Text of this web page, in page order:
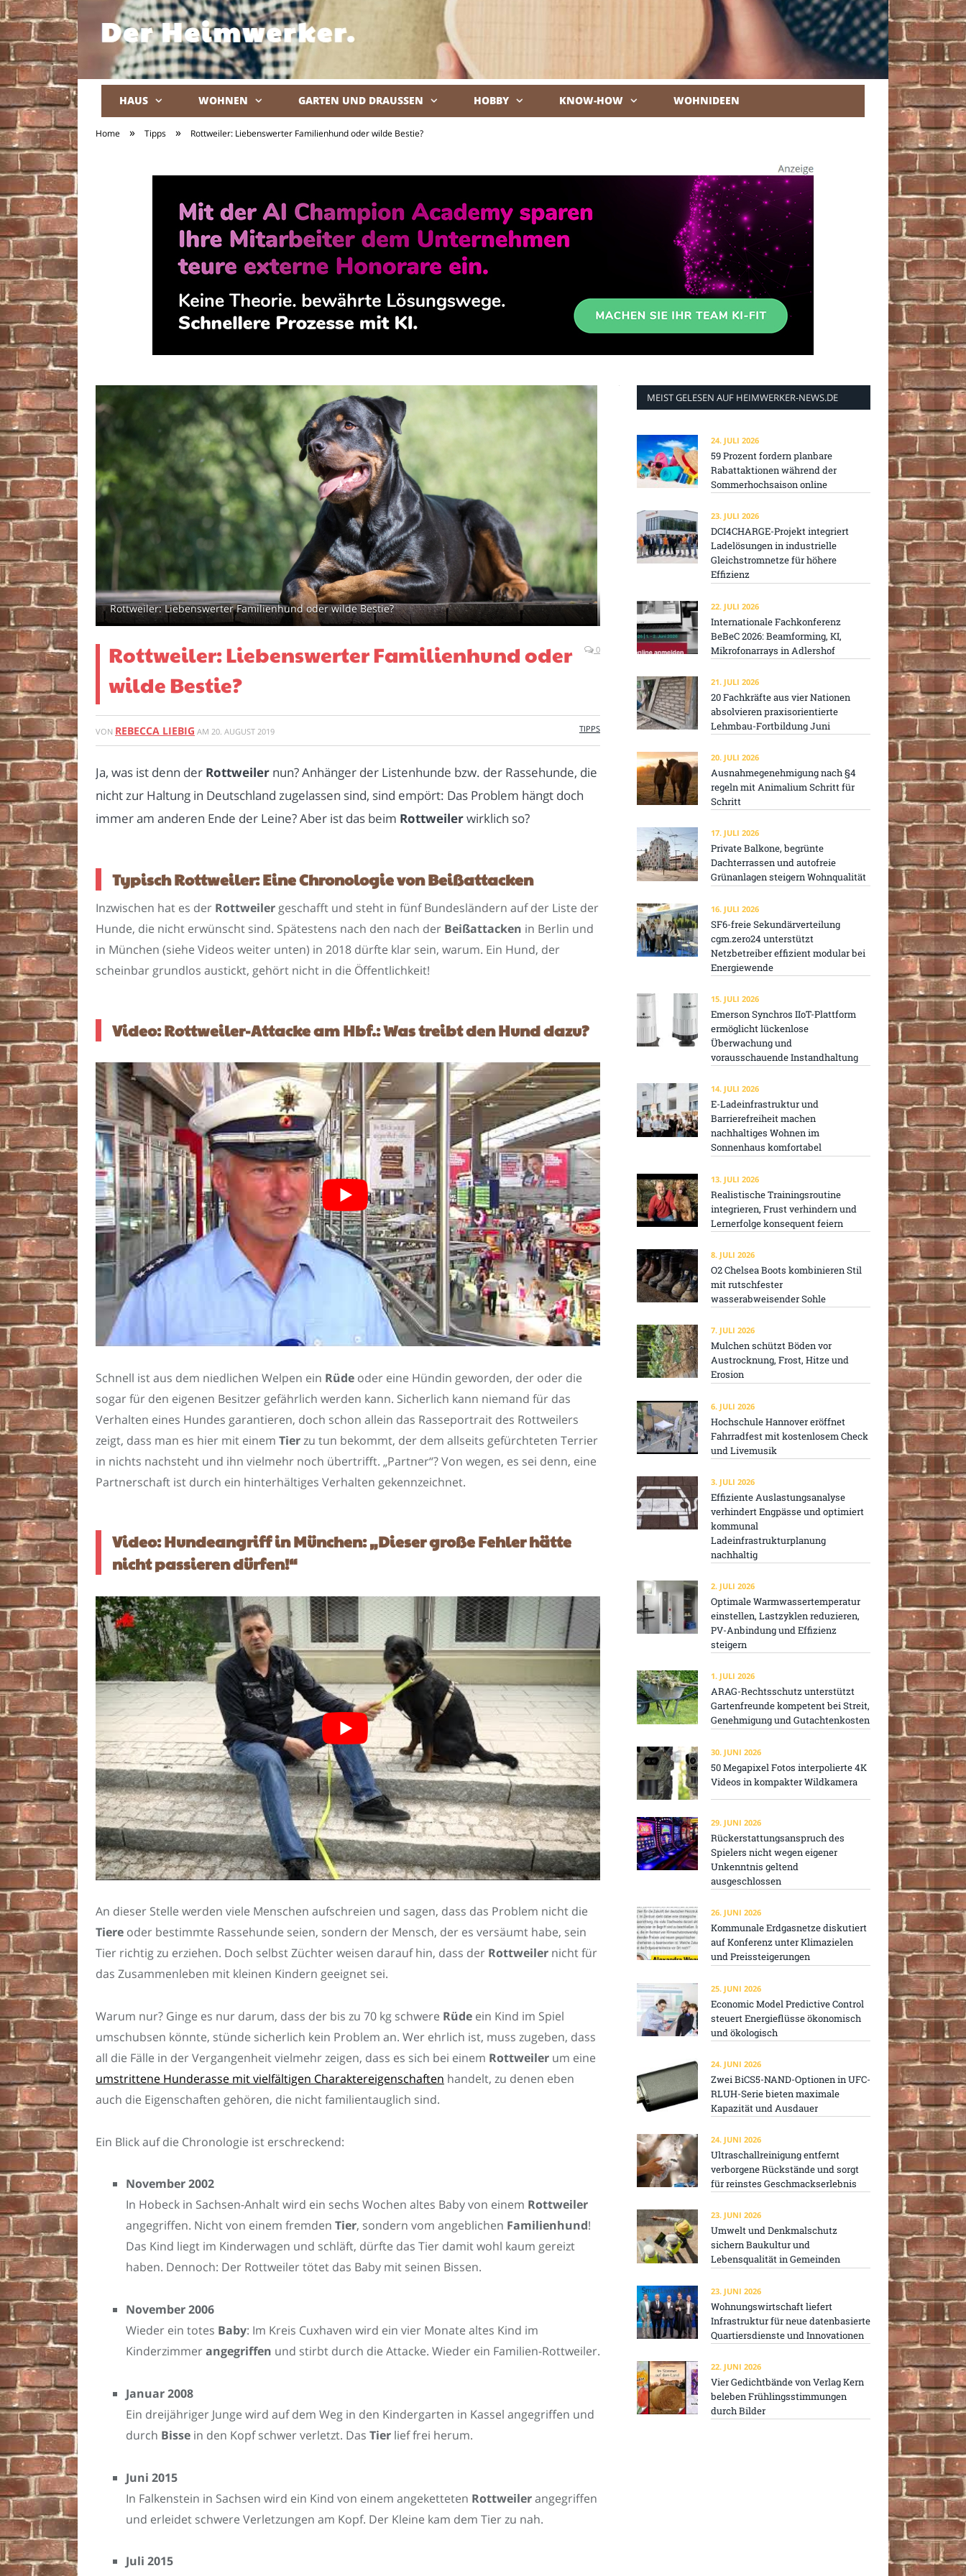
HAUS WOHNEN GARTEN UND DRAUSSEN HOBBY KNOW-HOW WOHNIDEEN
Home » Tipps » Rottweiler: Liebenswerter Familienhund oder wilde Bestie?
Rottweiler: Liebenswerter Familienhund oder wilde Bestie?
Rottweiler: Liebenswerter Familienhund oder
wilde Bestie?
0
VON REBECCA LIEBIG AM 20. AUGUST 2019 TIPPS
Ja, was ist denn der Rottweiler nun? Anhänger der Listenhunde bzw. der Rassehunde, die
nicht zur Haltung in Deutschland zugelassen sind, sind empört: Das Problem hängt doch
immer am anderen Ende der Leine? Aber ist das beim Rottweilerwirklich so?
Typisch Rottweiler: Eine Chronologie von Beißattacken
Inzwischen hat es der Rottweiler geschafft und steht in fünf Bundesländern auf der Liste der
Hunde, die nicht erwünscht sind. Spätestens nach den nach der Beißattacken in Berlin und
in München (siehe Videos weiter unten) in 2018 dürfte klar sein, warum. Ein Hund, der
scheinbar grundlos austickt, gehört nicht in die Öffentlichkeit!
Video: Rottweiler-Attacke am Hbf.: Was treibt den Hund dazu?
Schnell ist aus dem niedlichen Welpen ein Rüde oder eine Hündin geworden, der oder die
sogar für den eigenen Besitzer gefährlich werden kann. Sicherlich kann niemand für das
Verhalten eines Hundes garantieren, doch schon allein das Rasseportrait des Rottweilers
zeigt, dass man es hier mit einem Tierzu tun bekommt, der dem allseits gefürchteten Terrier
in nichts nachsteht und ihn vielmehr noch übertrifft. „Partner“? Von wegen, es sei denn, eine
Partnerschaft ist durch ein hinterhältiges Verhalten gekennzeichnet.
Video: Hundeangriff in München: „Dieser große Fehler hätte
nicht passieren dürfen!“
An dieser Stelle werden viele Menschen aufschreien und sagen, dass das Problem nicht die
Tiere oder bestimmte Rassehunde seien, sondern der Mensch, der es versäumt habe, sein
Tier richtig zu erziehen. Doch selbst Züchter weisen darauf hin, dass der Rottweiler nicht für
das Zusammenleben mit kleinen Kindern geeignet sei.
Warum nur? Ginge es nur darum, dass der bis zu 70 kg schwere Rüde ein Kind im Spiel
umschubsen könnte, stünde sicherlich kein Problem an. Wer ehrlich ist, muss zugeben, dass
all die Fälle in der Vergangenheit vielmehr zeigen, dass es sich bei einem Rottweiler um eine
umstrittene Hunderasse mit vielfältigen Charaktereigenschaften handelt, zu denen eben
auch die Eigenschaften gehören, die nicht familientauglich sind.
Ein Blick auf die Chronologie ist erschreckend:
November 2002
In Hobeck in Sachsen-Anhalt wird ein sechs Wochen altes Baby von einem Rottweiler
angegriffen. Nicht von einem fremden Tier, sondern vom angeblichen Familienhund!
Das Kind liegt im Kinderwagen und schläft, dürfte das Tier damit wohl kaum gereizt
haben. Dennoch: Der Rottweiler tötet das Baby mit seinen Bissen.
November 2006
Wieder ein totes Baby: Im Kreis Cuxhaven wird ein vier Monate altes Kind im
Kinderzimmerangegriffen und stirbt durch die Attacke. Wieder ein Familien-Rottweiler.
Januar 2008
Ein dreijähriger Junge wird auf dem Weg in den Kindergarten in Kassel angegriffen und
durch Bisse in den Kopf schwer verletzt. Das Tier lief frei herum.
Juni 2015
In Falkenstein in Sachsen wird ein Kind von einem angeketteten Rottweilerangegriffen
und erleidet schwere Verletzungen am Kopf. Der Kleine kam dem Tier zu nah.
Juli 2015
MEIST GELESEN AUF HEIMWERKER-NEWS.DE
24. JULI 2026
59 Prozent fordern planbare
Rabattaktionen während der
Sommerhochsaison online
23. JULI 2026
DCI4CHARGE-Projekt integriert
Ladelösungen in industrielle
Gleichstromnetze für höhere
Effizienz
22. JULI 2026
Internationale Fachkonferenz
BeBeC 2026: Beamforming, KI,
Mikrofonarrays in Adlershof
21. JULI 2026
20 Fachkräfte aus vier Nationen
absolvieren praxisorientierte
Lehmbau-Fortbildung Juni
20. JULI 2026
Ausnahmegenehmigung nach §4
regeln mit Animalium Schritt für
Schritt
17. JULI 2026
Private Balkone, begrünte
Dachterrassen und autofreie
Grünanlagen steigern Wohnqualität
16. JULI 2026
SF6-freie Sekundärverteilung
cgm.zero24 unterstützt
Netzbetreiber effizient modular bei
Energiewende
15. JULI 2026
Emerson Synchros IIoT-Plattform
ermöglicht lückenlose
Überwachung und
vorausschauende Instandhaltung
14. JULI 2026
E-Ladeinfrastruktur und
Barrierefreiheit machen
nachhaltiges Wohnen im
Sonnenhaus komfortabel
13. JULI 2026
Realistische Trainingsroutine
integrieren, Frust verhindern und
Lernerfolge konsequent feiern
8. JULI 2026
O2 Chelsea Boots kombinieren Stil
mit rutschfester
wasserabweisender Sohle
7. JULI 2026
Mulchen schützt Böden vor
Austrocknung, Frost, Hitze und
Erosion
6. JULI 2026
Hochschule Hannover eröffnet
Fahrradfest mit kostenlosem Check
und Livemusik
3. JULI 2026
Effiziente Auslastungsanalyse
verhindert Engpässe und optimiert
kommunal
Ladeinfrastrukturplanung
nachhaltig
2. JULI 2026
Optimale Warmwassertemperatur
einstellen, Lastzyklen reduzieren,
PV-Anbindung und Effizienz
steigern
1. JULI 2026
ARAG-Rechtsschutz unterstützt
Gartenfreunde kompetent bei Streit,
Genehmigung und Gutachtenkosten
30. JUNI 2026
50 Megapixel Fotos interpolierte 4K
Videos in kompakter Wildkamera
29. JUNI 2026
Rückerstattungsanspruch des
Spielers nicht wegen eigener
Unkenntnis geltend
ausgeschlossen
26. JUNI 2026
Kommunale Erdgasnetze diskutiert
auf Konferenz unter Klimazielen
und Preissteigerungen
25. JUNI 2026
Economic Model Predictive Control
steuert Energieflüsse ökonomisch
und ökologisch
24. JUNI 2026
Zwei BiCS5-NAND-Optionen in UFC-
RLUH-Serie bieten maximale
Kapazität und Ausdauer
24. JUNI 2026
Ultraschallreinigung entfernt
verborgene Rückstände und sorgt
für reinstes Geschmackserlebnis
23. JUNI 2026
Umwelt und Denkmalschutz
sichern Baukultur und
Lebensqualität in Gemeinden
23. JUNI 2026
Wohnungswirtschaft liefert
Infrastruktur für neue datenbasierte
Quartiersdienste und Innovationen
22. JUNI 2026
Vier Gedichtbände von Verlag Kern
beleben Frühlingsstimmungen
durch Bilder